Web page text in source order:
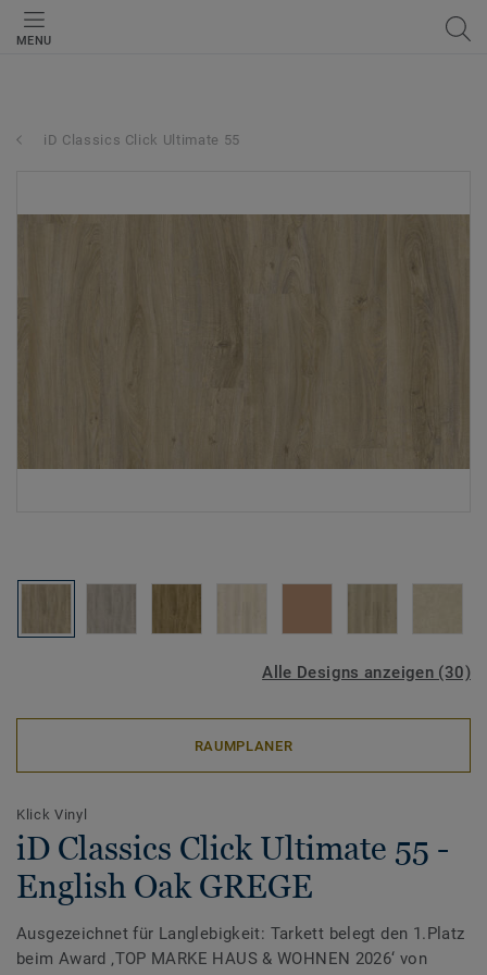
MENU
iD Classics Click Ultimate 55
Alle Designs anzeigen (30)
RAUMPLANER
Klick Vinyl
iD Classics Click Ultimate 55 -
English Oak GREGE
Ausgezeichnet für Langlebigkeit: Tarkett belegt den 1.Platz
beim Award ‚TOP MARKE HAUS & WOHNEN 2026‘ von